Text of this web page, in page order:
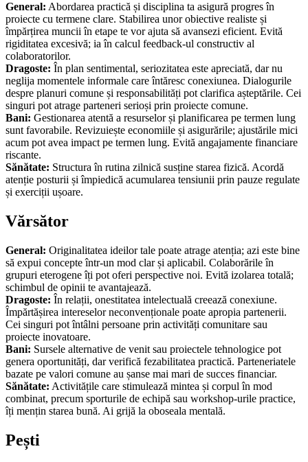
General: Abordarea practică și disciplina ta asigură progres în
proiecte cu termene clare. Stabilirea unor obiective realiste și
împărțirea muncii în etape te vor ajuta să avansezi eficient. Evită
rigiditatea excesivă; ia în calcul feedback-ul constructiv al
colaboratorilor.
Dragoste: În plan sentimental, seriozitatea este apreciată, dar nu
neglija momentele informale care întăresc conexiunea. Dialogurile
despre planuri comune și responsabilități pot clarifica așteptările. Cei
singuri pot atrage parteneri serioși prin proiecte comune.
Bani: Gestionarea atentă a resurselor și planificarea pe termen lung
sunt favorabile. Revizuiește economiile și asigurările; ajustările mici
acum pot avea impact pe termen lung. Evită angajamente financiare
riscante.
Sănătate: Structura în rutina zilnică susține starea fizică. Acordă
atenție posturii și împiedică acumularea tensiunii prin pauze regulate
și exerciții ușoare.
Vărsător
General: Originalitatea ideilor tale poate atrage atenția; azi este bine
să expui concepte într-un mod clar și aplicabil. Colaborările în
grupuri eterogene îți pot oferi perspective noi. Evită izolarea totală;
schimbul de opinii te avantajează.
Dragoste: În relații, onestitatea intelectuală creează conexiune.
Împărtășirea intereselor neconvenționale poate apropia partenerii.
Cei singuri pot întâlni persoane prin activități comunitare sau
proiecte inovatoare.
Bani: Sursele alternative de venit sau proiectele tehnologice pot
genera oportunități, dar verifică fezabilitatea practică. Parteneriatele
bazate pe valori comune au șanse mai mari de succes financiar.
Sănătate: Activitățile care stimulează mintea și corpul în mod
combinat, precum sporturile de echipă sau workshop-urile practice,
îți mențin starea bună. Ai grijă la oboseala mentală.
Pești